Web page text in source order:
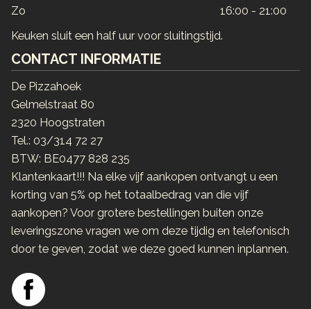
Zo
16:00 - 21:00
Keuken sluit een half uur voor sluitingstijd.
CONTACT INFORMATIE
De Pizzahoek
Gelmelstraat 80
2320 Hoogstraten
Tel.:03/314 72 27
BTW: BE0477 828 235
Klantenkaart!!! Na elke vijf aankopen ontvangt u een
korting van 5% op het totaalbedrag van die vijf
aankopen? Voor grotere bestellingen buiten onze
leveringszone vragen we om deze tijdig en telefonisch
door te geven, zodat we deze goed kunnen inplannen.